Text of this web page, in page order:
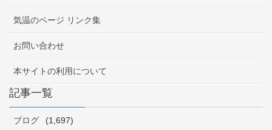
気温のページ リンク集
お問い合わせ
本サイトの利用について
記事一覧
ブログ (1,697)